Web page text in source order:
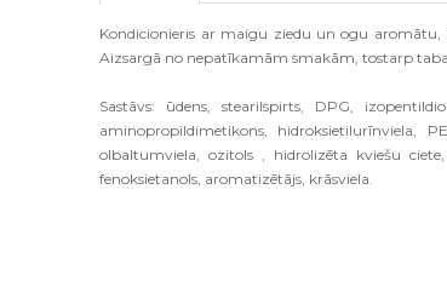
Kondicionieris ar maigu ziedu un ogu
Aizsargā no nepatīkamām smakām, tostarp
Sastāvs: ūdens, stearilspirts, DPG,
aminopropildimetikons, hidroksietilurīnviela,
olbaltumviela, ozitols , hidrolizēta kviešu
fenoksietanols, aromatizētājs, krāsviela.